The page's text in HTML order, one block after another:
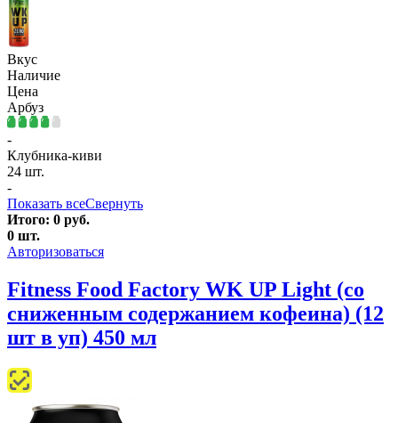
Вкус
Наличие
Цена
Арбуз
-
Клубника-киви
24 шт.
-
Показать всеСвернуть
Итого: 0 руб.
0 шт.
Авторизоваться
Fitness Food Factory WK UP Light (со
сниженным содержанием кофеина) (12
шт в уп) 450 мл